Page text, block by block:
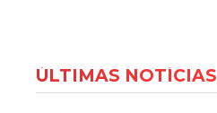
ÚLTIMAS NOTÍCIAS